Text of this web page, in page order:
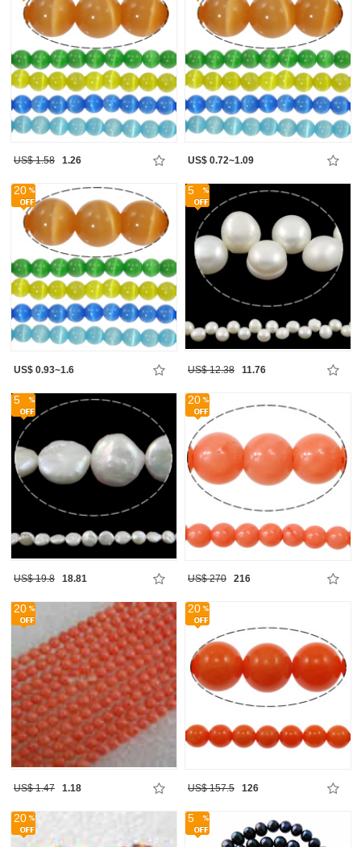
US$ 1.58 1.26 US$ 0.72~1.09
20
US$ 0.93~1.6
5
US$ 12.38 11.76
5
US$ 19.8 18.81
20
US$ 270 216
20
US$ 1.47 1.18
20
US$ 157.5 126
20 5